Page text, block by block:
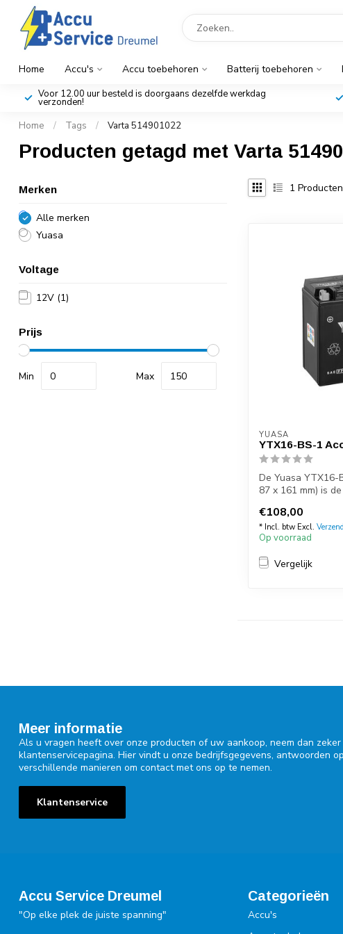
Home Accu's Accu toebehoren Batterij toebehoren
Voor 12.00 uur besteld is doorgaans dezelfde werkdag
verzonden!
Home / Tags / Varta 514901022
Producten getagd met Varta
Merken
Alle merken
Yuasa
Voltage
12V (1)
Prijs
Min Max
1 Producten
YUASA
YTX16-BS-1
De Yuasa
87 x 161 mm) is
€108,00
* Incl. btw Excl.
Op voorraad
Vergelijk
Meer informatie
Als u vragen heeft over onze producten of uw aankoop, neem dan
klantenservicepagina. Hier vindt u onze bedrijfsgegevens, antwoorden
verschillende manieren om contact met ons op te nemen.
Klantenservice
Accu Service Dreumel
"Op elke plek de juiste spanning"
Categorieën
Accu's